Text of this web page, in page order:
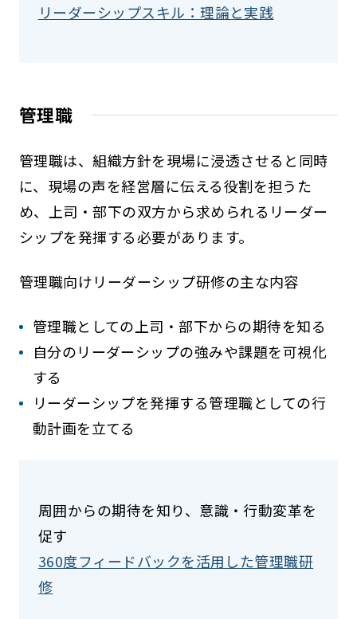
リーダーシップスキル：理論と実践
管理職
管理職は、組織方針を現場に浸透させると同時
に、現場の声を経営層に伝える役割を担うた
め、上司・部下の双方から求められるリーダー
シップを発揮する必要があります。
管理職向けリーダーシップ研修の主な内容
管理職としての上司・部下からの期待を知る
自分のリーダーシップの強みや課題を可視化
する
リーダーシップを発揮する管理職としての行
動計画を立てる
周囲からの期待を知り、意識・行動変革を
促す
360度フィードバックを活用した管理職研
修